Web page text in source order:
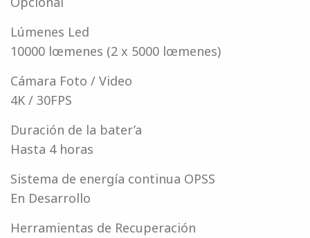
Lúmenes Led
10000 lœmenes (2 x 5000 lœmenes)
Cámara Foto / Video
4K / 30FPS
Duración de la bater’a
Hasta 4 horas
Sistema de energía continua OPSS
En Desarrollo
Herramientas de Recuperación